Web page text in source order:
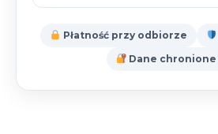
Płatność przy odbiorze
Dane chronione